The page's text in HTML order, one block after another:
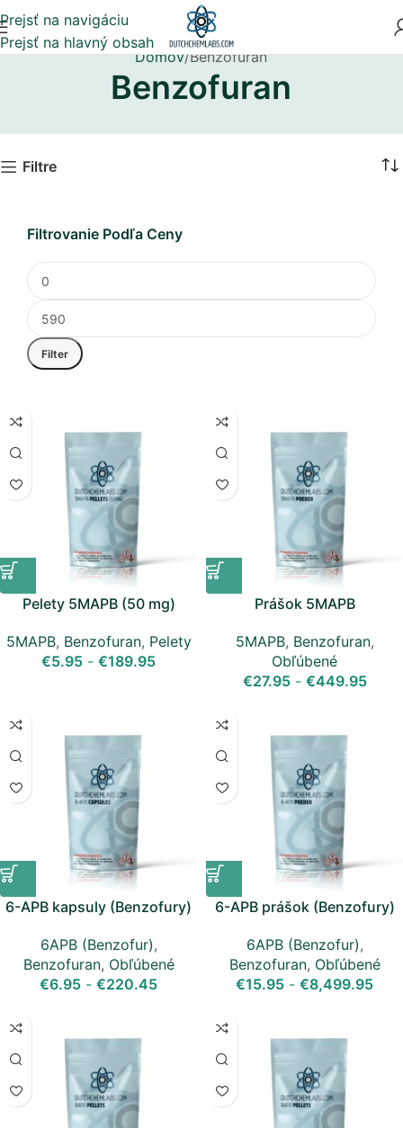
Prejsť na navigáciu
Prejsť na hlavný obsah
Domov Benzofuran
Benzofuran
Filtre
Filtrovanie Podľa Ceny
Filter
Pelety 5MAPB (50 mg)
5MAPB, Benzofuran, Pelety
€5.95 - €189.95
Prášok 5MAPB
5MAPB, Benzofuran,
Obľúbené
€27.95 - €449.95
6-APB kapsuly (Benzofury)
6APB (Benzofur),
Benzofuran, Obľúbené
€6.95 - €220.45
6-APB prášok (Benzofury)
6APB (Benzofur),
Benzofuran, Obľúbené
€15.95 - €8,499.95